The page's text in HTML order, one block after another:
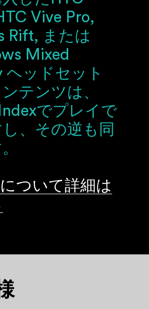
Vive Pro,
Rift, または
Mixed
ヘッドセット
テンツは、
でプレイで
、その逆も同
ついて詳細は